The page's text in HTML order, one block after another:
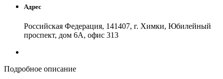
Адрес
Российская Федерация, 141407, г. Химки, Юбилейный
проспект, дом 6А, офис 313
Подробное описание